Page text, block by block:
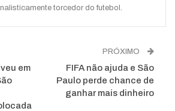
torcedor do futebol.
em
PRÓXIMO
FIFA não ajuda e São
Paulo perde chance de
ganhar mais dinheiro